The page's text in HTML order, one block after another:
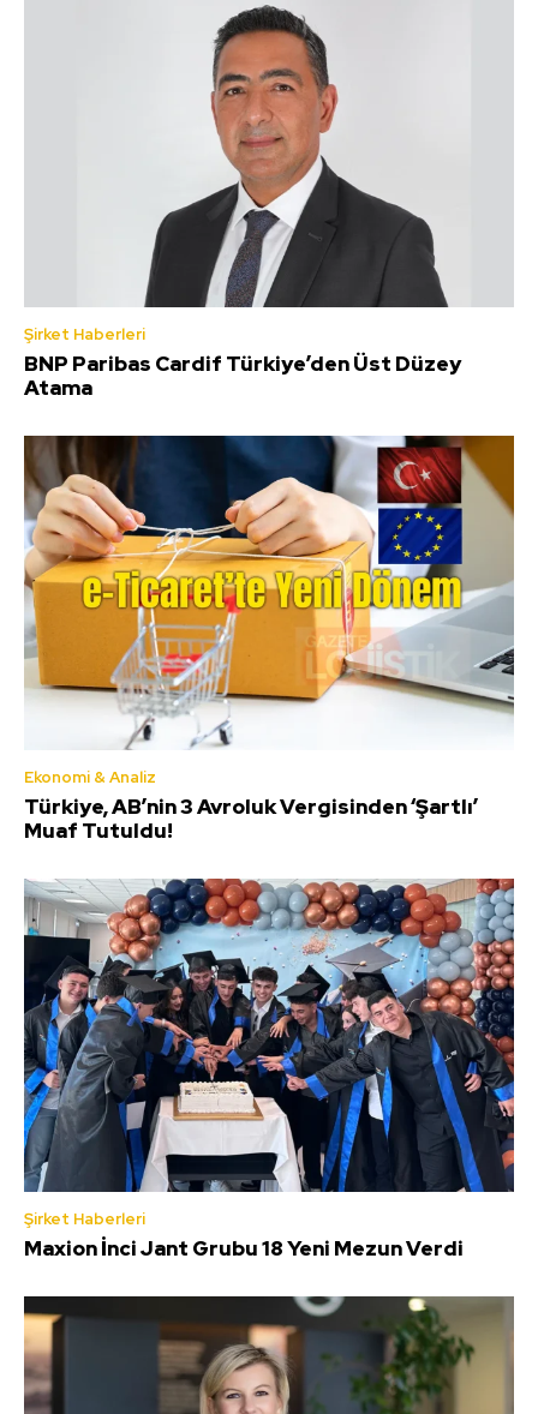
Şirket Haberleri
BNP Paribas Cardif Türkiye’den Üst Düzey
Atama
Ekonomi & Analiz
Türkiye, AB’nin 3 Avroluk Vergisinden ‘Şartlı’
Muaf Tutuldu!
Şirket Haberleri
Maxion İnci Jant Grubu 18 Yeni Mezun Verdi